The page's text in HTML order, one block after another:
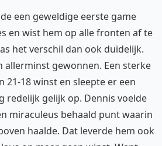
een geweldige eerste game
en wist hem op alle fronten af te
het verschil dan ook duidelijk.
allerminst gewonnen. Een sterke
21-18 winst en sleepte er een
redelijk gelijk op. Dennis voelde
miraculeus behaald punt waarin
haalde. Dat leverde hem ook